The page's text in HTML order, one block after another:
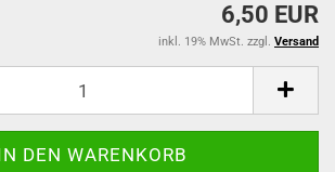
6,50 EUR
inkl. 19% MwSt. zzgl. Versand